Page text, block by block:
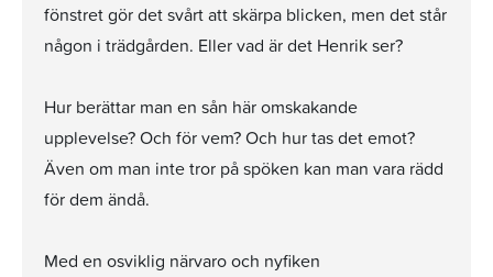
fönstret gör det svårt att skärpa blicken, men det står
någon i trädgården. Eller vad är det Henrik ser?
Hur berättar man en sån här omskakande
upplevelse? Och för vem? Och hur tas det emot?
Även om man inte tror på spöken kan man vara rädd
för dem ändå.
Med en osviklig närvaro och nyfiken